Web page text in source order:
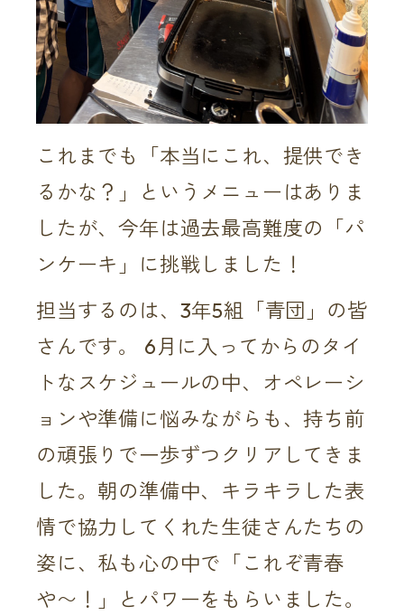
これまでも「本当にこれ、提供でき
るかな？」というメニューはありま
したが、今年は過去最高難度の「パ
ンケーキ」に挑戦しました！
担当するのは、3年5組「青団」の皆
さんです。 6月に入ってからのタイ
トなスケジュールの中、オペレーシ
ョンや準備に悩みながらも、持ち前
の頑張りで一歩ずつクリアしてきま
した。朝の準備中、キラキラした表
情で協力してくれた生徒さんたちの
姿に、私も心の中で「これぞ青春
や〜！」とパワーをもらいました。